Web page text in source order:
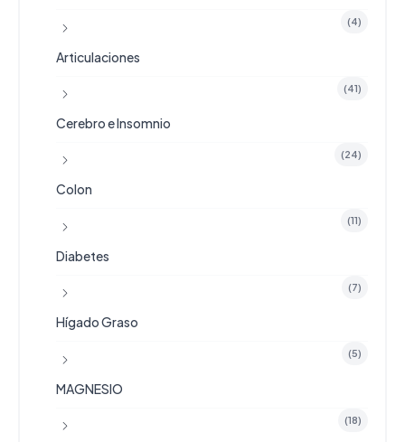
(4)
Articulaciones
(41)
Cerebro e Insomnio
(24)
Colon
(11)
Diabetes
(7)
Hígado Graso
(5)
MAGNESIO
(18)